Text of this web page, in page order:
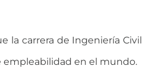
la carrera de Ingeniería Civil
empleabilidad en el mundo.